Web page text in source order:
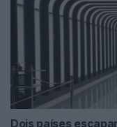
Dois países